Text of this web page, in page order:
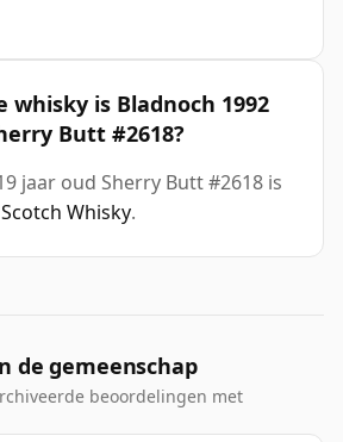
whisky is Bladnoch 1992
Butt #2618?
jaar oud Sherry Butt #2618 is
Whisky.
de gemeenschap
beoordelingen met